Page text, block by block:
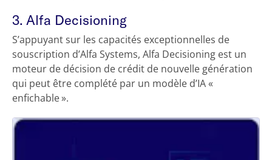
3. Alfa Decisioning
S’appuyant sur les capacités exceptionnelles de
souscription d’Alfa Systems, Alfa Decisioning est un
moteur de décision de crédit de nouvelle génération
qui peut être complété par un modèle d’IA «
enfichable ».